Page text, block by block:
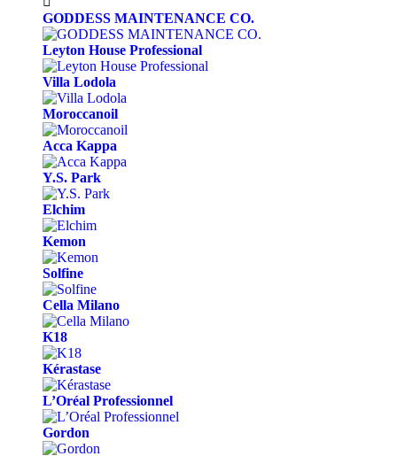
GODDESS MAINTENANCE CO.
Leyton House Professional
Villa Lodola
Moroccanoil
Acca Kappa
Y.S. Park
Elchim
Kemon
Solfine
Cella Milano
K18
Kérastase
L’Oréal Professionnel
Gordon